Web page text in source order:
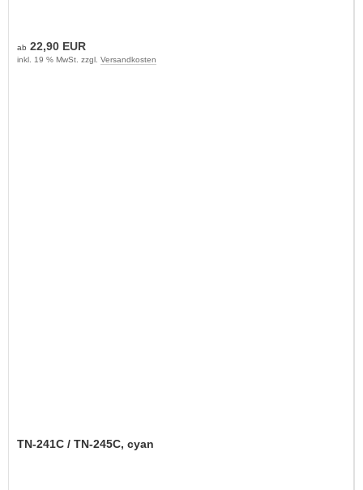
ab 22,90 EUR
inkl. 19 % MwSt. zzgl. Versandkosten
TN-241C / TN-245C, cyan